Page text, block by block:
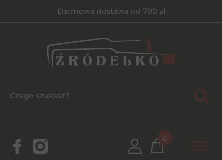
Darmowa dostawa od 700 zł
0